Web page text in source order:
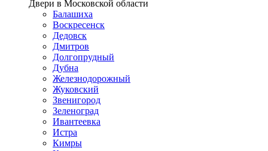
Двери в Московской области
Балашиха
Воскресенск
Дедовск
Дмитров
Долгопрудный
Дубна
Железнодорожный
Жуковский
Звенигород
Зеленоград
Ивантеевка
Истра
Кимры